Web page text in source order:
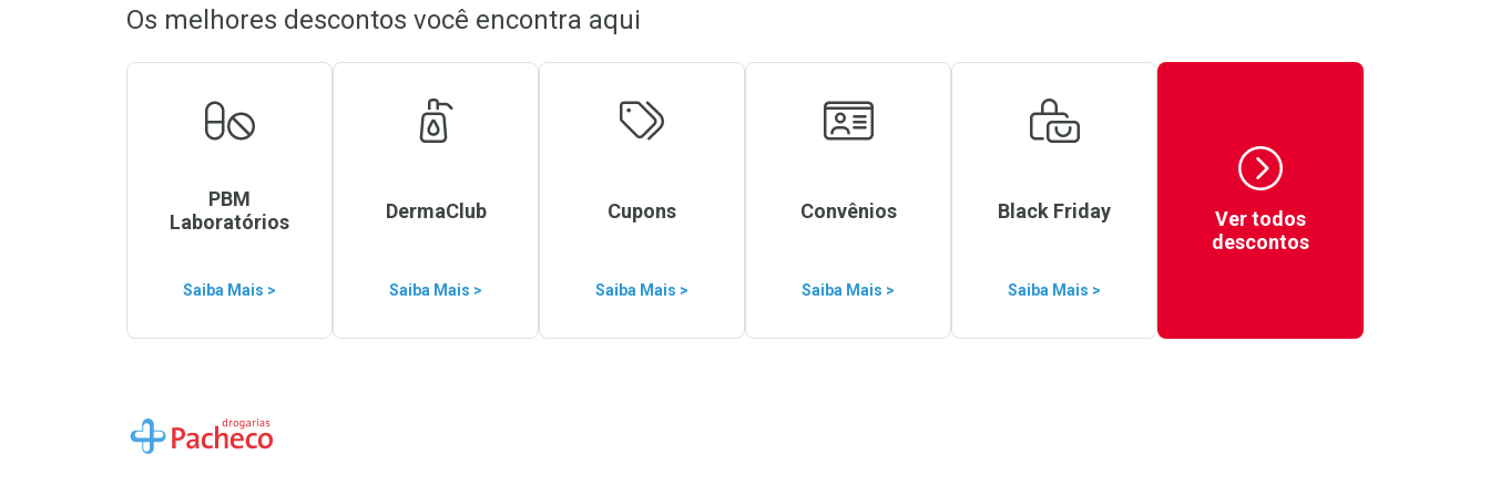
Os melhores descontos você encontra aqui
PBM
Laboratórios
Saiba Mais >
DermaClub
Saiba Mais >
Cupons
Saiba Mais >
Convênios
Saiba Mais >
Black Friday
Saiba Mais >
Ver todos
descontos
Ir para a Home